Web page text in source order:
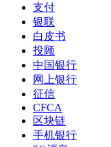
支付
银联
白皮书
投顾
中国银行
网上银行
征信
CFCA
区块链
手机银行